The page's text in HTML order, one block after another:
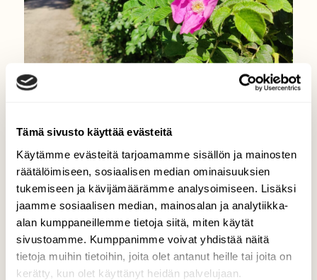
Tämä sivusto käyttää evästeitä
Käytämme evästeitä tarjoamamme sisällön ja mainosten
räätälöimiseen, sosiaalisen median ominaisuuksien
tukemiseen ja kävijämäärämme analysoimiseen. Lisäksi
jaamme sosiaalisen median, mainosalan ja analytiikka-
alan kumppaneillemme tietoja siitä, miten käytät
sivustoamme. Kumppanimme voivat yhdistää näitä
tietoja muihin tietoihin, joita olet antanut heille tai joita on
kerätty, kun olet käyttänyt heidän palvelujaan.
YMPÄRISTÖ
Vieraslajilain siirtymäaika tuli
ja meni, mutta kurtturuusu
kukkii yhä